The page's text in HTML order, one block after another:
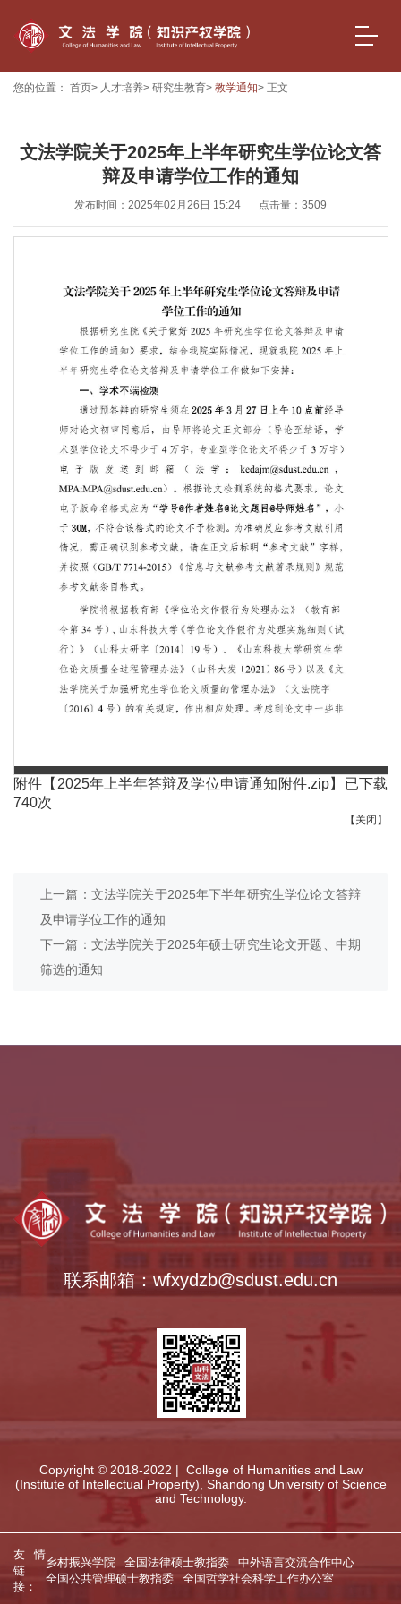
您的位置： 首页> 人才培养> 研究生教育> 教学通知> 正文
文法学院关于2025年上半年研究生学位论文答
辩及申请学位工作的通知
发布时间：2025年02月26日 15:24 点击量： 3509
第 1 页
第 2 页
附件【 2025年上半年答辩及学位申请通知附件.zip】已下载
740次
【关闭】
上一篇：文法学院关于2025年下半年研究生学位论文答辩
及申请学位工作的通知
下一篇：文法学院关于2025年硕士研究生论文开题、中期
筛选的通知
全国哲学社会科学工作办公室
联系邮箱：wfxydzb@sdust.edu.cn
Copyright © 2018-2022 | College of Humanities and Law
(Institute of Intellectual Property), Shandong University of Science
and Technology.
友情
链
接：
乡村振兴学院 全国法律硕士教指委
中外语言交流合作中心
全国公共管理硕士教指委
全国哲学社会科学工作办公室